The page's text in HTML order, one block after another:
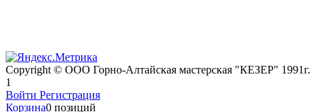
Copyright © ООО Горно-Алтайская мастерская "КЕЗЕР" 1991г.
1
Войти Регистрация
Корзина0 позиций